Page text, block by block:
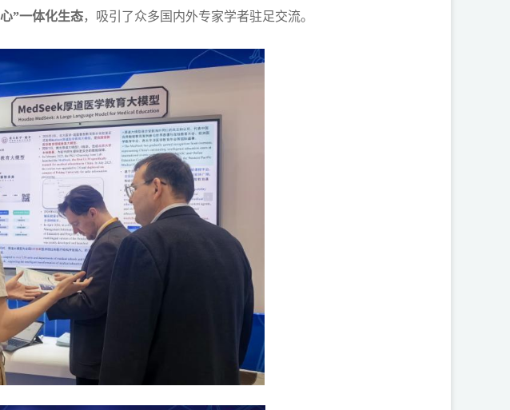
”一体化生态，吸引了众多国内外专家学者驻足交流。